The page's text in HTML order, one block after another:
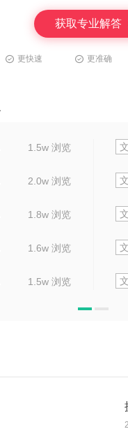
获取专业解答
更快速 更准确
1.5w 浏览
2.0w 浏览
1.8w 浏览
1.6w 浏览
1.5w 浏览